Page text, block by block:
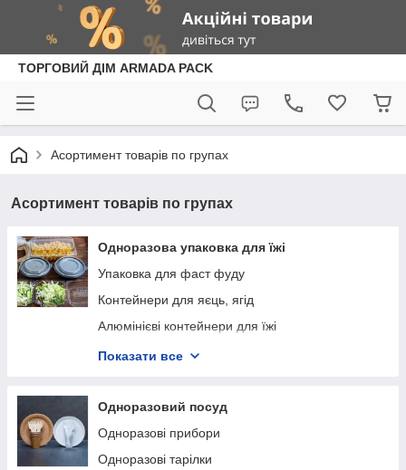
ТОРГОВИЙ ДІМ ARMADA PACK
Асортимент товарів по групах
Асортимент товарів по групах
Одноразова упаковка для їжі
Упаковка для фаст фуду
Контейнери для яєць, ягід
Алюмінієві контейнери для їжі
Упаковка із пінопласту / вспіненого полістиролу
Контейнери для суші
Термоемкости для мікрохвильовок
Салатниці
Показати все
Одноразовий посуд
Одноразові прибори
Одноразові тарілки